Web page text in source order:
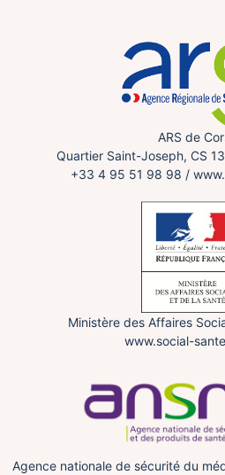
ARS de
Quartier Saint-Joseph, CS
+33 4 95 51 98 98 /
Ministère des Affaires
www.social-
Agence nationale de sécurité du